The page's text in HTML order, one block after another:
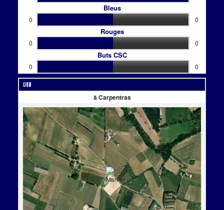
Bleus
0 0
Rouges
0 0
Buts CSC
0 0
Lieu
à Carpentras